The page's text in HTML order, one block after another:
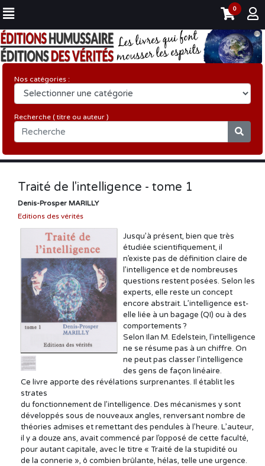
0
Nos catégories :
Recherche ( titre ou auteur )
Traité de l'intelligence - tome 1
Denis-Prosper MARILLY
Editions des vérités
Jusqu’à présent, bien que très
étudiée scientifiquement, il
n’existe pas de définition claire de
l’intelligence et de nombreuses
questions restent posées. Selon les
experts, elle reste un concept
encore abstrait. L’intelligence est-
elle liée à un bagage (QI) ou à des
comportements ?
Selon Ilan M. Edelstein, l’intelligence
ne se résume pas à un chiffre. On
ne peut pas classer l’intelligence
des gens de façon linéaire.
Ce livre apporte des révélations surprenantes. Il établit les
strates
du fonctionnement de l’intelligence. Des mécanismes y sont
développés sous de nouveaux angles, renversant nombre de
théories admises et remettant des pendules à l’heure. L’auteur,
il y a douze ans, avait commencé par l’opposé de cette faculté,
pour autant capitale, avec le titre « Traité de la stupidité ou
de la connerie », ô combien brûlante, hélas, telle une urgence.